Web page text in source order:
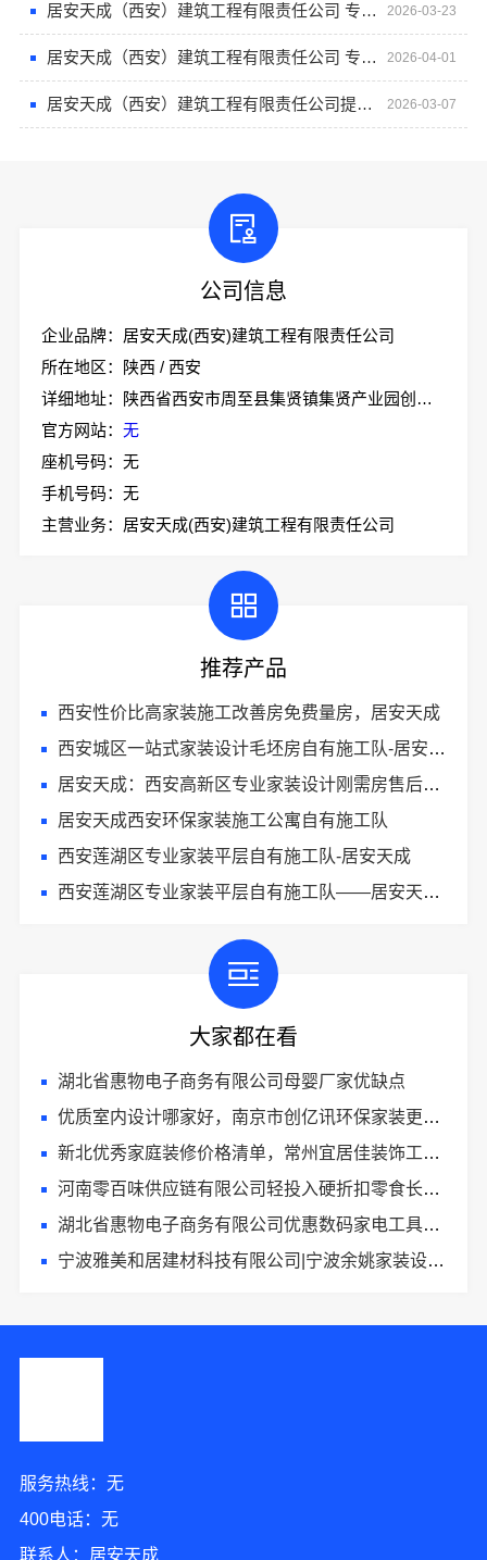
居安天成（西安）建筑工程有限责任公司 专注重钢别墅设计施工 2026-03-23
居安天成（西安）建筑工程有限责任公司 专注重钢别墅设计施工 2026-04-01
居安天成（西安）建筑工程有限责任公司提供重钢别墅一站式服务 2026-03-07
公司信息
企业品牌：居安天成(西安)建筑工程有限责任公司
所在地区：陕西 / 西安
详细地址：陕西省西安市周至县集贤镇集贤产业园创业大道18号办公大楼一层
官方网站： 无
座机号码：无
手机号码：无
主营业务：居安天成(西安)建筑工程有限责任公司
推荐产品
西安性价比高家装施工改善房免费量房，居安天成
西安城区一站式家装设计毛坯房自有施工队-居安天成
居安天成：西安高新区专业家装设计刚需房售后完善
居安天成西安环保家装施工公寓自有施工队
西安莲湖区专业家装平层自有施工队-居安天成
西安莲湖区专业家装平层自有施工队——居安天成（西安）建筑工程有限责任公司品质施工
大家都在看
湖北省惠物电子商务有限公司母婴厂家优缺点
优质室内设计哪家好，南京市创亿讯环保家装更靠谱
新北优秀家庭装修价格清单，常州宜居佳装饰工程有限公司清晰透明
河南零百味供应链有限公司轻投入硬折扣零食长久经营
湖北省惠物电子商务有限公司优惠数码家电工具价格
宁波雅美和居建材科技有限公司|宁波余姚家装设计到店咨询
服务热线：无
400电话：无
联系人：居安天成